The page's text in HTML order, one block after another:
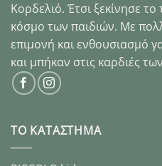
Κορδελιό. Έτσι ξεκίνησε το
κόσμο των παιδιών. Με
επιμονή και ενθουσιασμό
και μπήκαν στις καρδιές
ΤΟ ΚΑΤΑΣΤΗΜΑ